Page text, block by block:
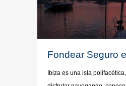
Fondear Seguro
Ibiza es una isla